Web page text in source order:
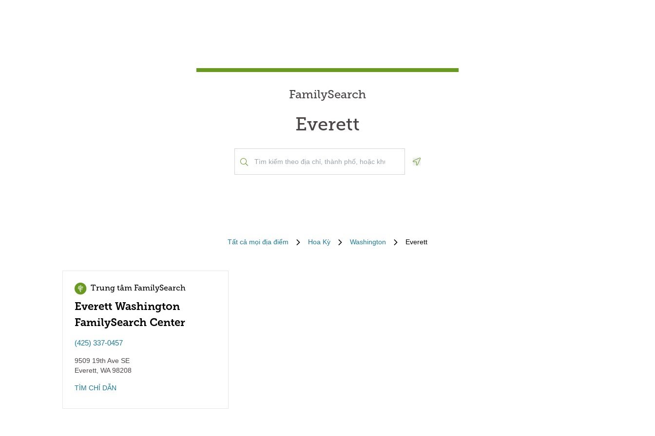
FamilySearch
Everett
Tất cả mọi địa điểm Hoa Kỳ Washington Everett
Trung tâm FamilySearch
Everett Washington
FamilySearch Center
(425) 337-0457
9509 19th Ave SE
Everett WA98208
TÌM CHỈ DẪN